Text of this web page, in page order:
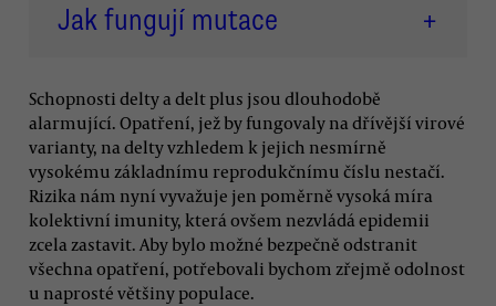
Jak fungují mutace +
Schopnosti delty a delt plus jsou dlouhodobě
alarmující. Opatření, jež by fungovaly na dřívější virové
varianty, na delty vzhledem k jejich nesmírně
vysokému základnímu reprodukčnímu číslu nestačí.
Rizika nám nyní vyvažuje jen poměrně vysoká míra
kolektivní imunity, která ovšem nezvládá epidemii
zcela zastavit. Aby bylo možné bezpečně odstranit
všechna opatření, potřebovali bychom zřejmě odolnost
u naprosté většiny populace.